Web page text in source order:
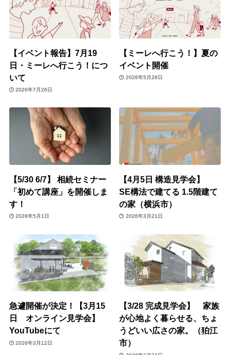
【イベント報告】7月19
日・ミーレへ行こう！につ
いて
2026年7月26日
【ミーレへ行こう！】夏の
イベント開催
2026年5月28日
【5/30 6/7】 相続セミナー
「初めて講座」を開催しま
す！
2026年5月1日
【4月5日 構造見学会】
SE構法で建てる 1.5階建て
の家（横浜市）
2026年3月21日
急遽開催が決定！【3月15
日 オンライン見学会】
YouTubeにて
2026年3月12日
【3/28 完成見学会】 家族
が心地よく暮らせる、ちょ
うどいい広さの家。（狛江
市）